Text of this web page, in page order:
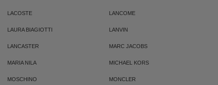
LACOSTE LANCOME
LAURA BIAGIOTTI LANVIN
LANCASTER MARC JACOBS
MARIA NILA MICHAEL KORS
MOSCHINO MONCLER